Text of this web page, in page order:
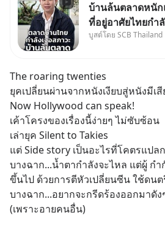
บ้านล้นตลาดหนั
ที่อยู่อาศัยไทยกำลั
Oversupply หนัก
#บ้านล้นตลาด #เ
#EICAround
สามารถดูคลิปท
บูสต์โดย SCB Thailand
The roaring twenties
ยุคเปลี่ยนผ่านจากหนังเงียบสู่หนังมีเสี
Now Hollywood can speak!
เค้าโครงของเรื่องนี้ง่ายๆ ไม่ซับซ้อน
เล่ายุค Silent to Takies
แต่ Side story เป็นอะไรที่โคตรแปล
บางฉาก...น้ำตากำลังจะไหล แต่ผู้ ก
ขึ้นไป ด้วยการตีหัวเปลี่ยนซีน ใช้ดน
บางฉาก...อยากจะกรีดร้องออกมาดั
(เพราะอายคนอื่น)